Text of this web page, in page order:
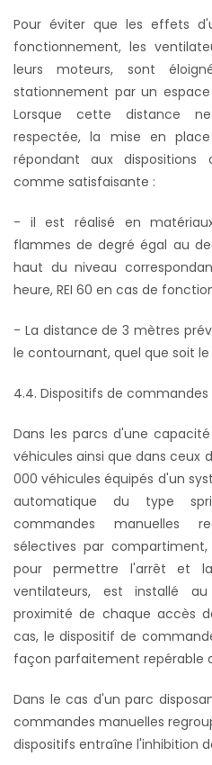
Pour éviter que les effets
fonctionnement, les
leurs moteurs, sont
stationnement par un
Lorsque cette distance
respectée, la mise en
répondant aux dispositions
comme satisfaisante :
- il est réalisé en
flammes de degré égal au
haut du niveau
heure, REI 60 en cas de
- La distance de 3 mètres
le contournant, quel que soit le
4.4. Dispositifs de commandes
Dans les parcs d'une
véhicules ainsi que dans ceux
000 véhicules équipés d'un
automatique du type
commandes manuelles
sélectives par
pour permettre l'arrêt et
ventilateurs, est installé
proximité de chaque accès
cas, le dispositif de
façon parfaitement repérable
Dans le cas d'un parc
commandes manuelles
dispositifs entraîne l'inhibition